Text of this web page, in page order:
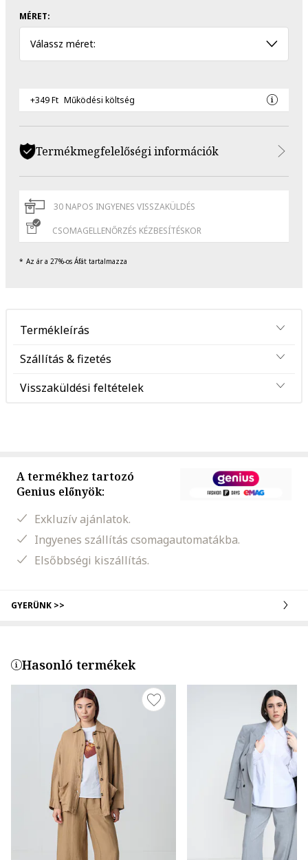
MÉRET:
Válassz méret:
+349 Ft Működési költség
Termékmegfelelőségi információk
30 NAPOS INGYENES VISSZAKÜLDÉS
CSOMAGELLENŐRZÉS KÉZBESÍTÉSKOR
Az ár a 27%-os Áfát tartalmazza
Termékleírás
Szállítás & fizetés
Visszaküldési feltételek
A termékhez tartozó
Genius előnyök:
Exkluzív ajánlatok.
Ingyenes szállítás csomagautomatákba.
Elsőbbségi kiszállítás.
GYERÜNK >>
Hasonló termékek